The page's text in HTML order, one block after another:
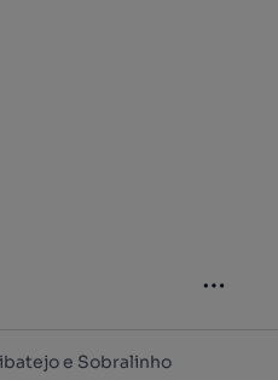
e Sobralinho